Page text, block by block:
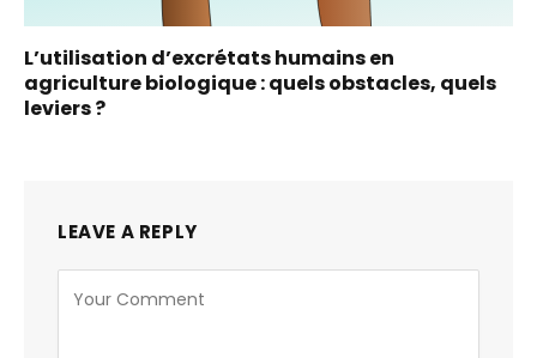
L’utilisation d’excrétats humains en
agriculture biologique : quels obstacles, quels
leviers ?
LEAVE A REPLY